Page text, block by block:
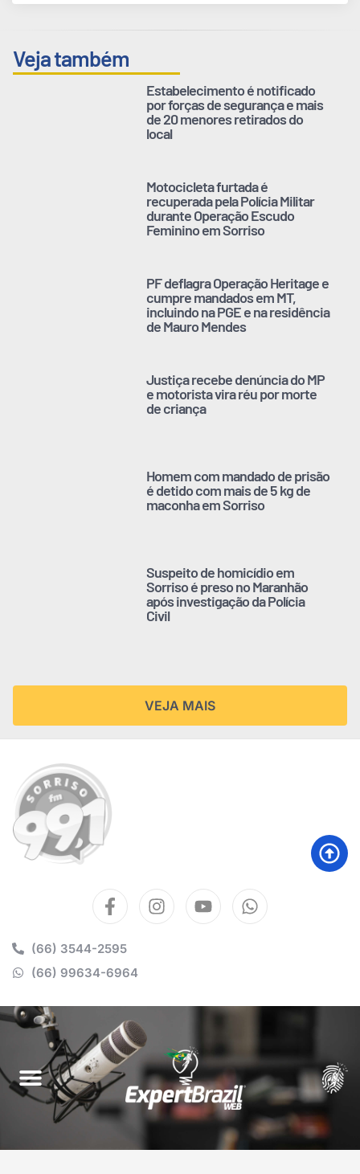
Veja também
Estabelecimento é notificado
por forças de segurança e mais
de 20 menores retirados do
local
Motocicleta furtada é
recuperada pela Polícia Militar
durante Operação Escudo
Feminino em Sorriso
PF deflagra Operação Heritage e
cumpre mandados em MT,
incluindo na PGE e na residência
de Mauro Mendes
Justiça recebe denúncia do MP
e motorista vira réu por morte
de criança
Homem com mandado de prisão
é detido com mais de 5 kg de
maconha em Sorriso
Suspeito de homicídio em
Sorriso é preso no Maranhão
após investigação da Polícia
Civil
VEJA MAIS
(66) 3544-2595
(66) 99634-6964